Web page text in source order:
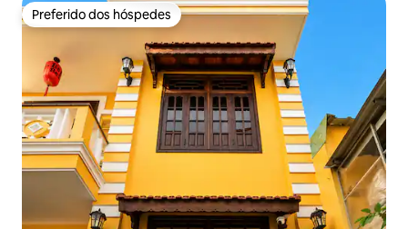
Preferido dos hóspedes
Preferido dos hóspedes